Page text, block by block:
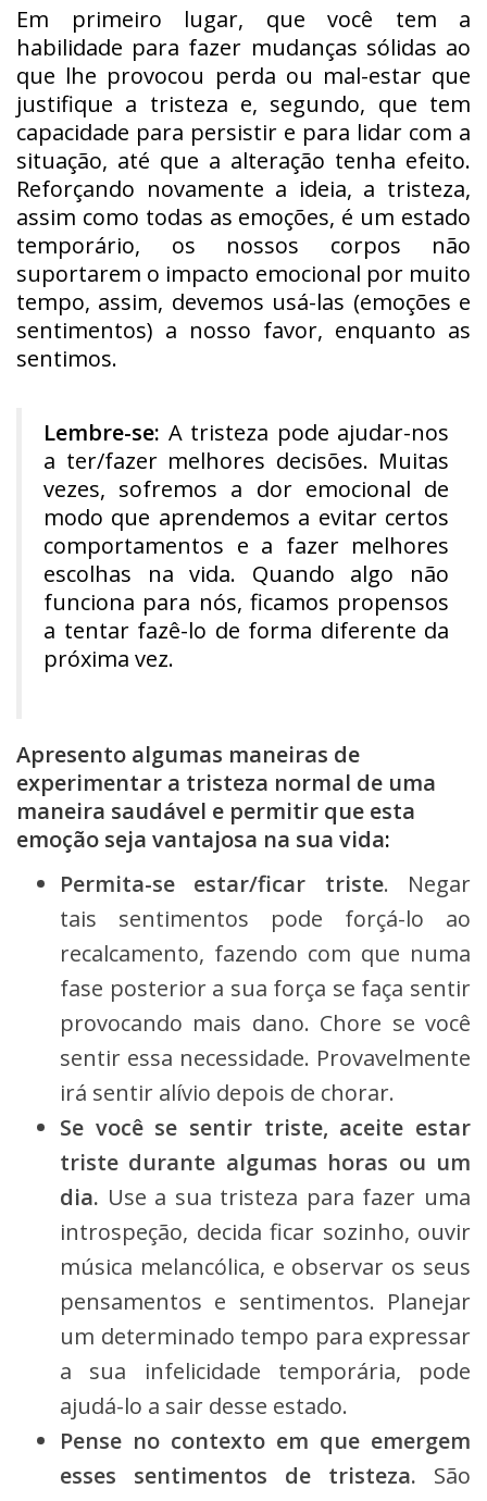
Em primeiro lugar, que você tem a
habilidade para fazer mudanças sólidas ao
que lhe provocou perda ou mal-estar que
justifique a tristeza e, segundo, que tem
capacidade para persistir e para lidar com a
situação, até que a alteração tenha efeito.
Reforçando novamente a ideia, a tristeza,
assim como todas as emoções, é um estado
temporário, os nossos corpos não
suportarem o impacto emocional por muito
tempo, assim, devemos usá-las (emoções e
sentimentos) a nosso favor, enquanto as
sentimos.
Lembre-se: A tristeza pode ajudar-nos
a ter/fazer melhores decisões. Muitas
vezes, sofremos a dor emocional de
modo que aprendemos a evitar certos
comportamentos e a fazer melhores
escolhas na vida. Quando algo não
funciona para nós, ficamos propensos
a tentar fazê-lo de forma diferente da
próxima vez.
Apresento algumas maneiras de
experimentar a tristeza normal de uma
maneira saudável e permitir que esta
emoção seja vantajosa na sua vida:
Permita-se estar/ficar triste. Negar
tais sentimentos pode forçá-lo ao
recalcamento, fazendo com que numa
fase posterior a sua força se faça sentir
provocando mais dano. Chore se você
sentir essa necessidade. Provavelmente
irá sentir alívio depois de chorar.
Se você se sentir triste, aceite estar
triste durante algumas horas ou um
dia. Use a sua tristeza para fazer uma
introspeção, decida ficar sozinho, ouvir
música melancólica, e observar os seus
pensamentos e sentimentos. Planejar
um determinado tempo para expressar
a sua infelicidade temporária, pode
ajudá-lo a sair desse estado.
Pense no contexto em que emergem
esses sentimentos de tristeza. São